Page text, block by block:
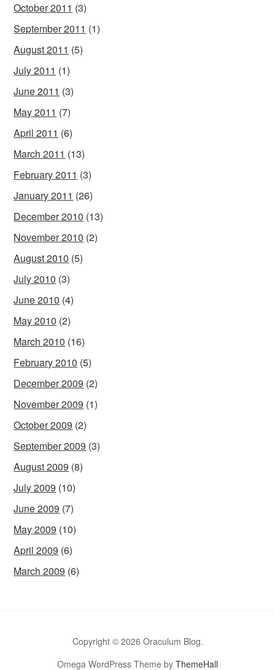
October 2011 (3)
September 2011 (1)
August 2011 (5)
July 2011 (1)
June 2011 (3)
May 2011 (7)
April 2011 (6)
March 2011 (13)
February 2011 (3)
January 2011 (26)
December 2010 (13)
November 2010 (2)
August 2010 (5)
July 2010 (3)
June 2010 (4)
May 2010 (2)
March 2010 (16)
February 2010 (5)
December 2009 (2)
November 2009 (1)
October 2009 (2)
September 2009 (3)
August 2009 (8)
July 2009 (10)
June 2009 (7)
May 2009 (10)
April 2009 (6)
March 2009 (6)
Copyright © 2026 Oraculum Blog.
Omega WordPress Theme by ThemeHall